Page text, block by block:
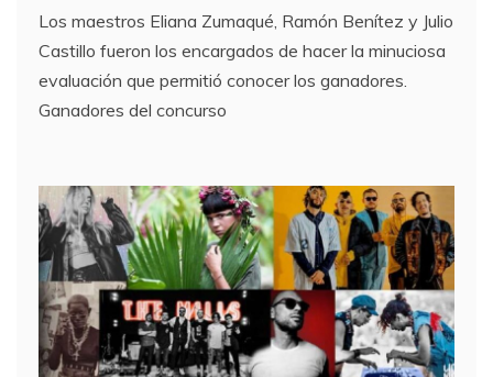
Los maestros Eliana Zumaqué, Ramón Benítez y Julio
Castillo fueron los encargados de hacer la minuciosa
evaluación que permitió conocer los ganadores.
Ganadores del concurso